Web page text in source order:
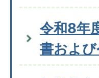
令和8年
書およ